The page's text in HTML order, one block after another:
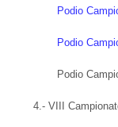
Podio
Podio
Podio
4.- VIII